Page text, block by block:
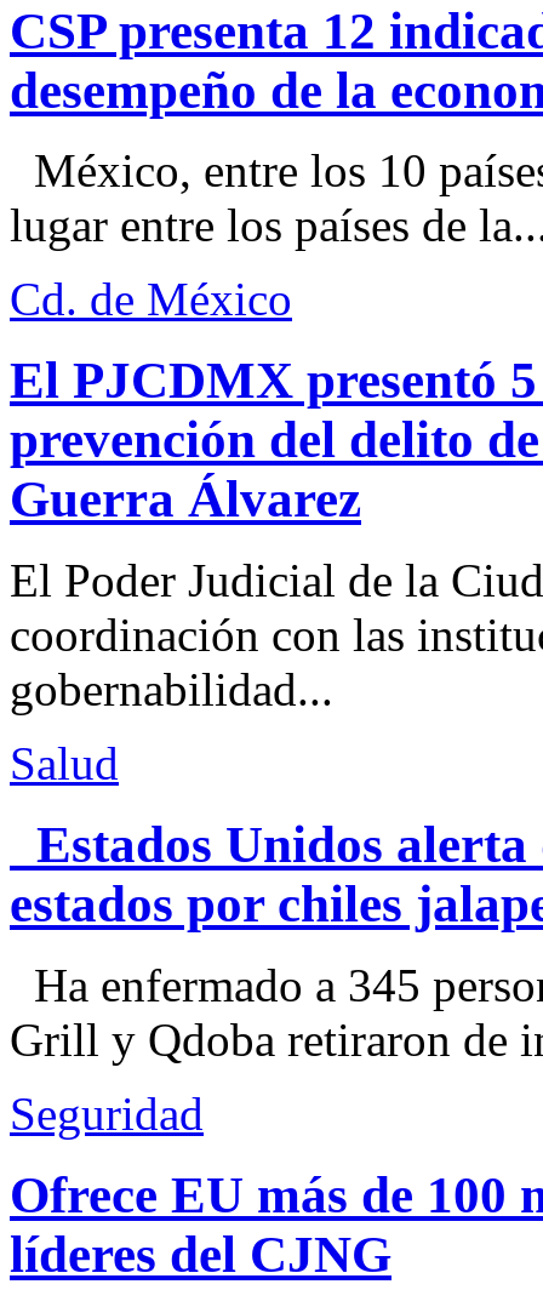
CSP presenta 12
desempeño de la
México, entre los 10
lugar entre los países de
Cd. de México
El PJCDMX presentó
prevención del delito
Guerra Álvarez
El Poder Judicial de la
coordinación con las
gobernabilidad...
Salud
Estados Unidos alerta
estados por chiles
Ha enfermado a 345
Grill y Qdoba retiraron de
Seguridad
Ofrece EU más de 100
líderes del CJNG